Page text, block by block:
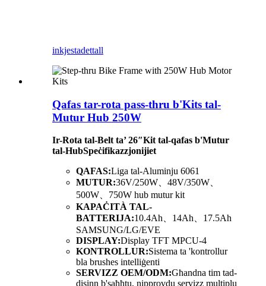
inkjestadettall
Qafas tar-rota pass-thru b'Kits tal-
Mutur Hub 250W
Ir-Rota tal-Belt ta’ 26″Kit tal-qafas b'Mutur
tal-HubSpeċifikazzjonijiet
QAFAS:Liga tal-Aluminju 6061
MUTUR:36V/250W、48V/350W、
500W、750W hub mutur kit
KAPAĊITÀ TAL-
BATTERIJA:10.4Ah、14Ah、17.5Ah
SAMSUNG/LG/EVE
DISPLAY:Display TFT MPCU-4
KONTROLLUR:Sistema ta 'kontrollur
bla brushes intelliġenti
SERVIZZ OEM/ODM:Għandna tim tad-
disinn b'saħħtu, nipprovdu servizz multiplu